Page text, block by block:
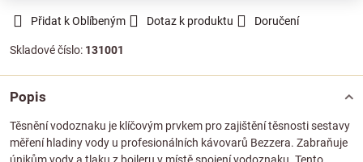
Přidat k Oblíbeným Dotaz k produktu Doručení
Skladové číslo: 131001
Popis
Těsnění vodoznaku je klíčovým prvkem pro zajištění těsnosti sestavy
měření hladiny vody u profesionálních kávovarů Bezzera. Zabraňuje